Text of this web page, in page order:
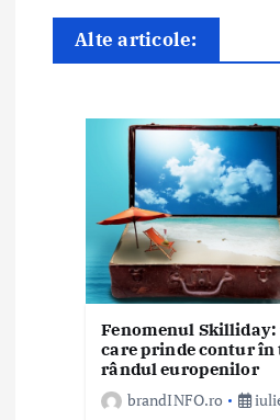
a
Alte articole:
Fenomenul
care prinde contur
rândul europenilor
brandINFO.ro